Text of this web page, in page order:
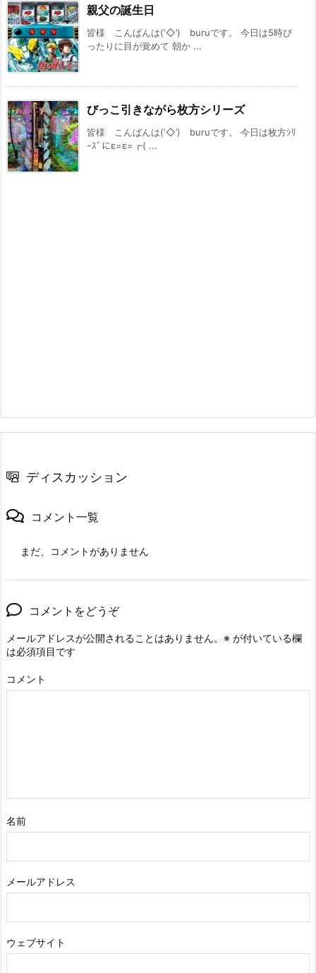
親父の誕生日
皆様 こんばんは(‘◇’)ゞburuです。 今日は5時ぴ
ったりに目が覚めて 朝か ...
びっこ引きながら枚方シリーズ
皆様 こんばんは(‘◇’)ゞburuです。 今日は枚方ｼﾘ
ｰｽﾞにε=ε=┏( ...
ディスカッション
コメント一覧
まだ、コメントがありません
コメントをどうぞ
メールアドレスが公開されることはありません。 ※ が付いている欄
は必須項目です
コメント
名前
メールアドレス
ウェブサイト